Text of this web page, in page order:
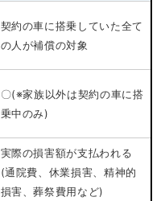
契約の車に搭乗していた全て
の人が補償の対象
〇(※家族以外は契約の車に搭
乗中のみ)
実際の損害額が支払われる
(通院費、休業損害、精神的
損害、葬祭費用など)